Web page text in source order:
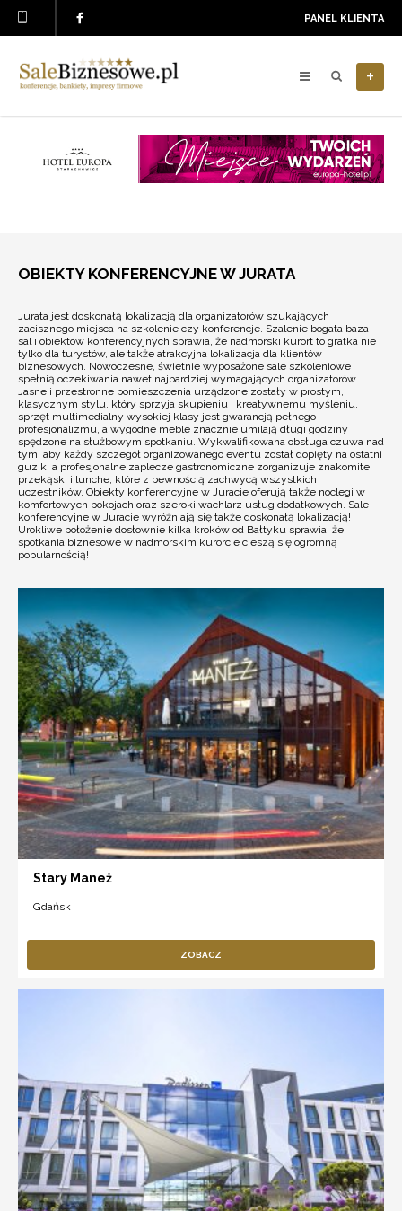
PANEL KLIENTA
+
OBIEKTY KONFERENCYJNE W JURATA
Jurata jest doskonałą lokalizacją dla organizatorów szukających
zacisznego miejsca na szkolenie czy konferencje. Szalenie bogata baza
sal i obiektów konferencyjnych sprawia, że nadmorski kurort to gratka nie
tylko dla turystów, ale także atrakcyjna lokalizacja dla klientów
biznesowych. Nowoczesne, świetnie wyposażone sale szkoleniowe
spełnią oczekiwania nawet najbardziej wymagających organizatorów.
Jasne i przestronne pomieszczenia urządzone zostały w prostym,
klasycznym stylu, który sprzyja skupieniu i kreatywnemu myśleniu,
sprzęt multimedialny wysokiej klasy jest gwarancją pełnego
profesjonalizmu, a wygodne meble znacznie umilają długi godziny
spędzone na służbowym spotkaniu. Wykwalifikowana obsługa czuwa nad
tym, aby każdy szczegół organizowanego eventu został dopięty na ostatni
guzik, a profesjonalne zaplecze gastronomiczne zorganizuje znakomite
przekąski i lunche, które z pewnością zachwycą wszystkich
uczestników. Obiekty konferencyjne w Juracie oferują także noclegi w
komfortowych pokojach oraz szeroki wachlarz usług dodatkowych. Sale
konferencyjne w Juracie wyróżniają się także doskonałą lokalizacją!
Urokliwe położenie dosłownie kilka kroków od Bałtyku sprawia, że
spotkania biznesowe w nadmorskim kurorcie cieszą się ogromną
popularnością!
Stary Maneż
Gdańsk
ZOBACZ